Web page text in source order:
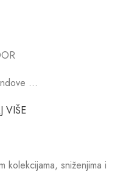
…
VIŠE
kolekcijama, sniženjima i